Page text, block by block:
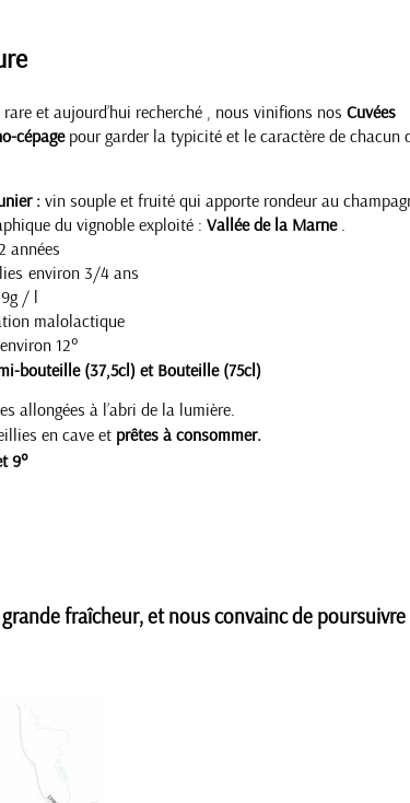
et aujourd’hui recherché , nous vinifions nos Cuvées
cépagepour garder la typicité et le caractère de chacun
: vin souple et fruité qui apporte rondeur au
du vignoble exploité : Vallée de la Marne.
années
environ 3/4 ans
/ l
malolactique
12°
bouteille (37,5cl) et Bouteille (75cl)
allongées à l’abri de la lumière.
en cave et prêtes à consommer.
9°
fraîcheur, et nous convainc de